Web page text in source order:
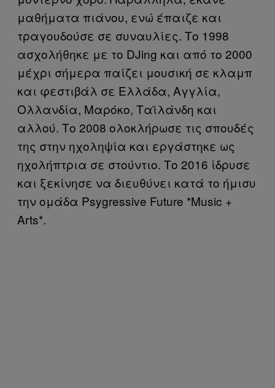
μαθήματα πιάνου, ενώ έπαιζε και
τραγουδούσε σε συναυλίες. Το 1998
ασχολήθηκε με το DJing και από το 2000
μέχρι σήμερα παίζει μουσική σε κλαμπ
και φεστιβάλ σε Ελλάδα, Αγγλία,
Ολλανδία, Μαρόκο, Ταϊλάνδη και
αλλού. Το 2008 ολοκλήρωσε τις σπουδές
της στην ηχοληψία και εργάστηκε ως
ηχολήπτρια σε στούντιο. Το 2016 ίδρυσε
και ξεκίνησε να διευθύνει κατά το ήμισυ
την ομάδα Psygressive Future *Music +
Arts*.